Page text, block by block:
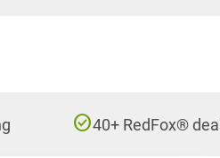
check_circle40+ RedFox®